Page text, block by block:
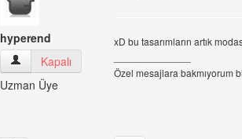
hyperend
hyperend Kullanıcının profilini görüntüle
Kapalı
Uzman Üye
xD bu tasarımların artık
Özel mesajlara bakmıyorum